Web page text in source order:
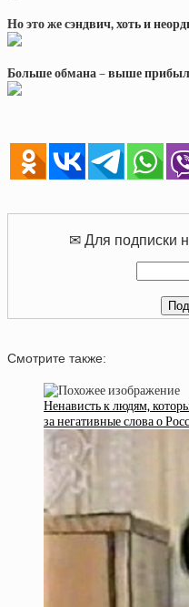
Но это же сэндвич, хоть и
Больше обмана – выше
✉ Для подписки
Смотрите также:
Ненависть к людям,
за негативные слова о